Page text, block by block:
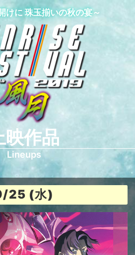
けに 珠玉揃いの秋の宴～
映作品
Lineups
25 (水)